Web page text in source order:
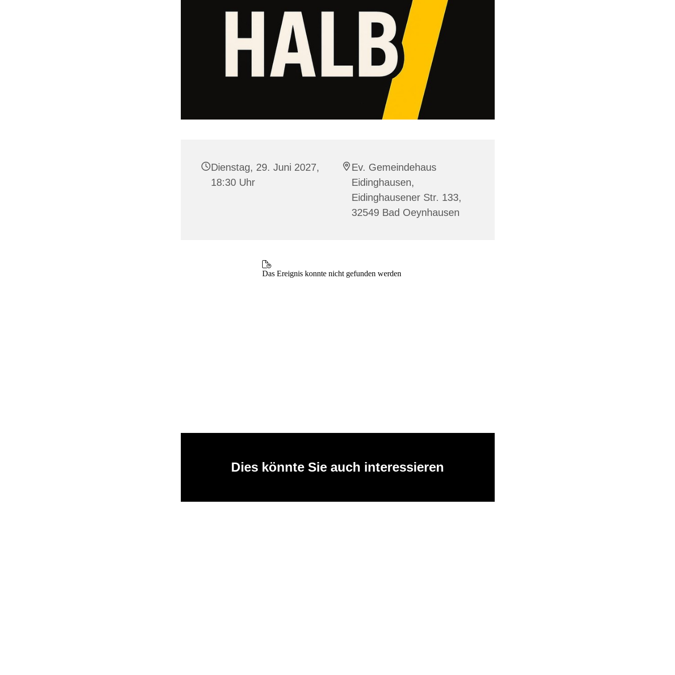
Dienstag, 29. Juni 2027,
18:30 Uhr
Ev. Gemeindehaus
Eidinghausen,
Eidinghausener Str. 133,
32549 Bad Oeynhausen
Dies könnte Sie auch interessieren